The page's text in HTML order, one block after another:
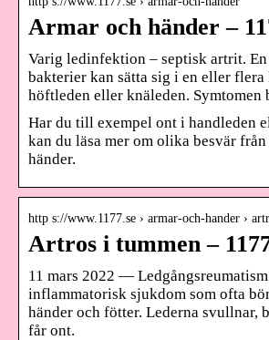
Armar och händer –
Varig ledinfektion – septisk artrit.
bakterier kan sätta sig i en eller flera
höftleden eller knäleden.
Har du till exempel ont i handleden
kan du läsa mer om olika besvär
händer.
http s://www.1177.se › armar-och-hander ›
Artros i tummen –
11 mars 2022 —
inflammatorisk sjukdom som ofta
händer och fötter. Lederna svullnar,
får ont.